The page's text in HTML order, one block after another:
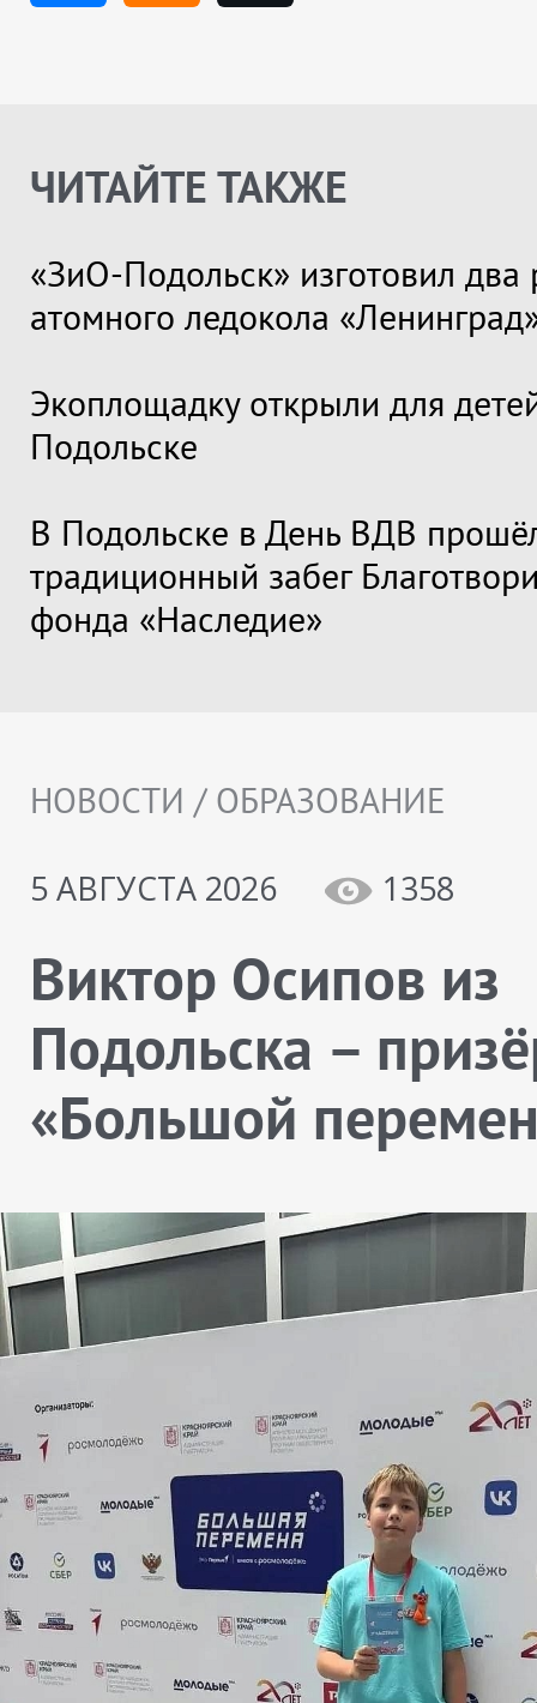
ЧИТАЙТЕ ТАКЖЕ
«ЗиО-Подольск» изготовил два
атомного ледокола
Экоплощадку открыли для
Подольске
В Подольске в День ВДВ
традиционный забег
фонда «Наследие»
НОВОСТИ / ОБРАЗОВАНИЕ
5 АВГУСТА 2026
1358
Виктор Осипов из
Подольска –
«Большой